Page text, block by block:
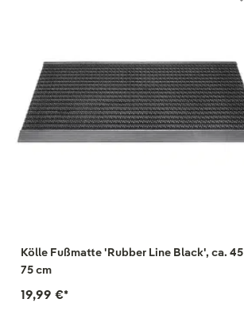
Kölle Fußmatte 'Rubber Line Black', ca.
75 cm
19,99 €*